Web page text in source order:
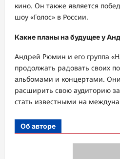
кино. Он также является
шоу «Голос» в России.
Какие планы на будущее у
Андрей Рюмин и его группа
продолжать радовать своих
альбомами и концертами.
расширить свою аудиторию
стать известными на
Об авторе